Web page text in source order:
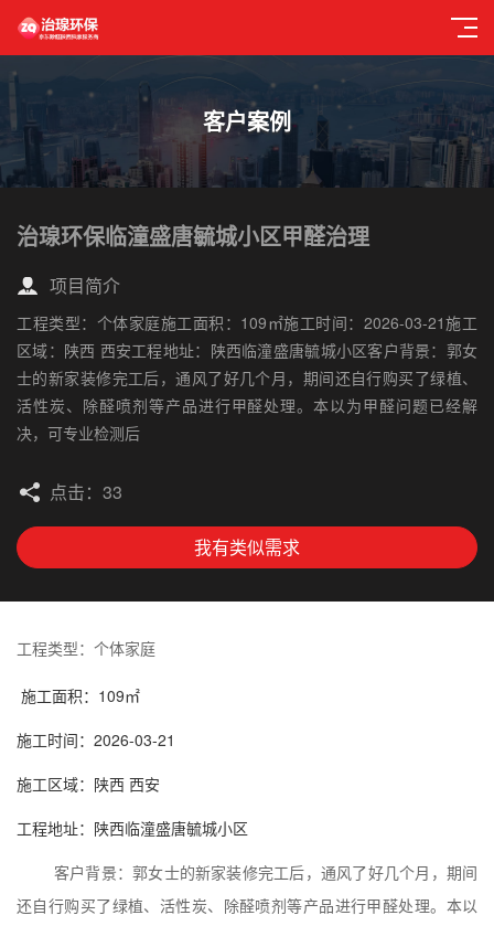
客户案例
治瑔环保临潼盛唐毓城小区甲醛治理
项目简介
工程类型：个体家庭施工面积：109㎡施工时间：2026-03-21施工
区域：陕西 西安工程地址：陕西临潼盛唐毓城小区客户背景：郭女
士的新家装修完工后，通风了好几个月，期间还自行购买了绿植、
活性炭、除醛喷剂等产品进行甲醛处理。本以为甲醛问题已经解
决，可专业检测后
点击：33
我有类似需求
工程类型：个体家庭
施工面积：109㎡
施工时间：2026-03-21
施工区域：陕西 西安
工程地址：陕西临潼盛唐毓城小区
客户背景：郭女士的新家装修完工后，通风了好几个月，期间
还自行购买了绿植、活性炭、除醛喷剂等产品进行甲醛处理。本以